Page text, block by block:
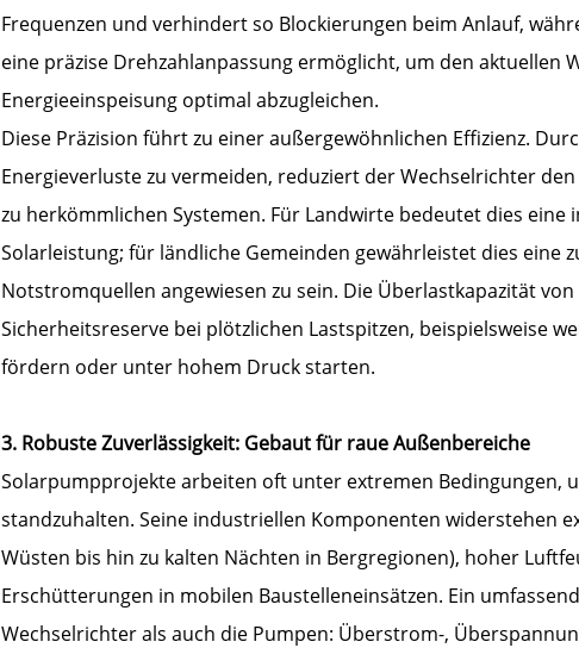
Frequenzen und verhindert so Blockierungen beim Anlauf,
eine präzise Drehzahlanpassung ermöglicht, um den aktuellen
Energieeinspeisung optimal abzugleichen.
Diese Präzision führt zu einer außergewöhnlichen Effizienz.
Energieverluste zu vermeiden, reduziert der Wechselrichter
zu herkömmlichen Systemen. Für Landwirte bedeutet dies
Solarleistung; für ländliche Gemeinden gewährleistet dies eine
Notstromquellen angewiesen zu sein. Die Überlastkapazität
Sicherheitsreserve bei plötzlichen Lastspitzen, beispielsweise
fördern oder unter hohem Druck starten.
3. Robuste Zuverlässigkeit: Gebaut für raue Außenbereiche
Solarpumpprojekte arbeiten oft unter extremen Bedingungen,
standzuhalten. Seine industriellen Komponenten widerstehen
Wüsten bis hin zu kalten Nächten in Bergregionen), hoher
Erschütterungen in mobilen Baustelleneinsätzen. Ein
Wechselrichter als auch die Pumpen: Überstrom-,